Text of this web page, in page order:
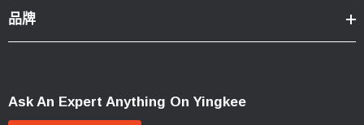
品牌
Ask An Expert Anything On Yingkee